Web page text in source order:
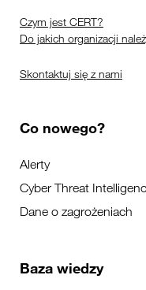
Czym jest CERT?
Do jakich organizacji
Skontaktuj się z nami
Co nowego?
Alerty
Cyber Threat
Dane o zagrożeniach
Baza wiedzy